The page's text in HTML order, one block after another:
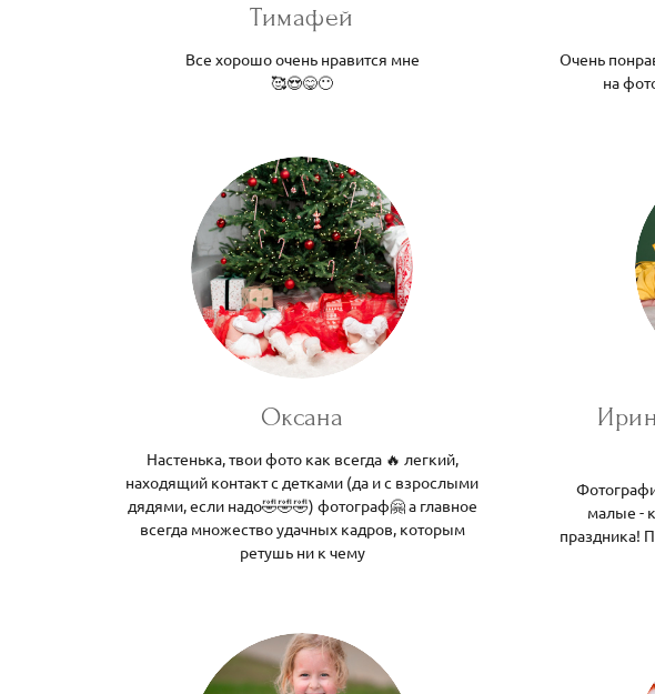
Тимафей
Все хорошо очень нравится мне
🥰😍😋😶
Очень
на
Оксана
Настенька, твои фото как всегда 🔥 легкий,
находящий контакт с детками (да и с взрослыми
дядями, если надо🤣🤣🤣) фотограф🤗 а главное
всегда множество удачных кадров, которым
ретушь ни к чему
малые -
праздника!